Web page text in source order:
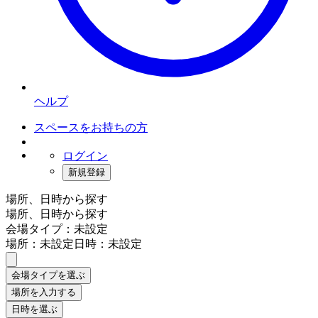
ヘルプ
スペースをお持ちの方
ログイン
新規登録
場所、日時から探す
場所、日時から探す
会場タイプ：未設定
場所：未設定日時：未設定
会場タイプを選ぶ
場所を入力する
日時を選ぶ